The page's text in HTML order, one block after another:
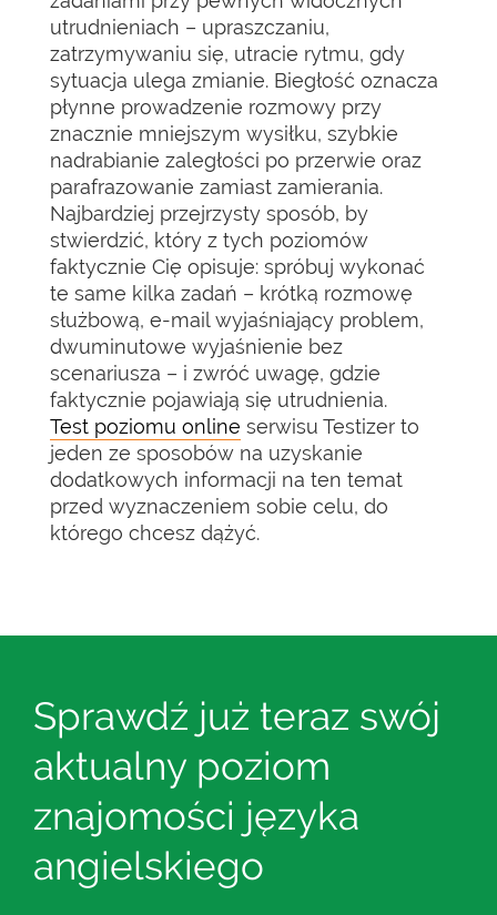
utrudnieniach – upraszczaniu,
zatrzymywaniu się, utracie rytmu, gdy
sytuacja ulega zmianie. Biegłość oznacza
płynne prowadzenie rozmowy przy
znacznie mniejszym wysiłku, szybkie
nadrabianie zaległości po przerwie oraz
parafrazowanie zamiast zamierania.
Najbardziej przejrzysty sposób, by
stwierdzić, który z tych poziomów
faktycznie Cię opisuje: spróbuj wykonać
te same kilka zadań – krótką rozmowę
służbową, e-mail wyjaśniający problem,
dwuminutowe wyjaśnienie bez
scenariusza – i zwróć uwagę, gdzie
faktycznie pojawiają się utrudnienia.
Test poziomu online serwisu Testizer to
jeden ze sposobów na uzyskanie
dodatkowych informacji na ten temat
przed wyznaczeniem sobie celu, do
którego chcesz dążyć.
Sprawdź już teraz swój
aktualny poziom
znajomości języka
angielskiego